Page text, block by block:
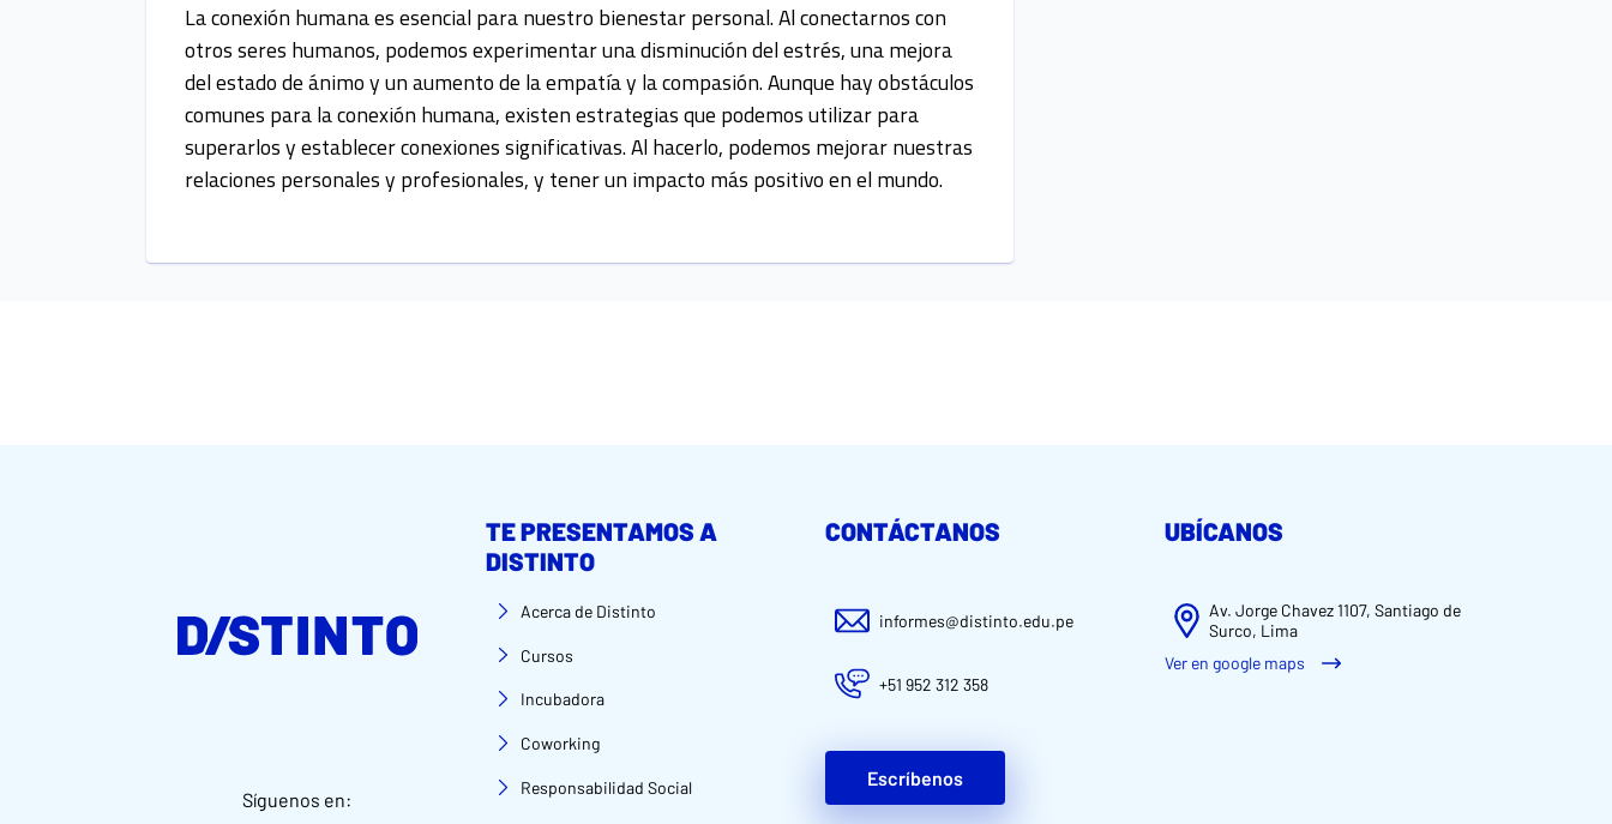
La conexión humana es esencial para nuestro bienestar personal. Al conectarnos con
otros seres humanos, podemos experimentar una disminución del estrés, una mejora
del estado de ánimo y un aumento de la empatía y la compasión. Aunque hay obstáculos
comunes para la conexión humana, existen estrategias que podemos utilizar para
superarlos y establecer conexiones significativas. Al hacerlo, podemos mejorar nuestras
relaciones personales y profesionales, y tener un impacto más positivo en el mundo.
Síguenos en:
TE PRESENTAMOS A
DISTINTO
Acerca de Distinto
Cursos
Incubadora
Coworking
Responsabilidad Social
CONTÁCTANOS
informes@distinto.edu.pe
+51 952 312 358
Escríbenos
UBÍCANOS
Av. Jorge Chavez 1107, Santiago de
Surco, Lima
Ver en google maps